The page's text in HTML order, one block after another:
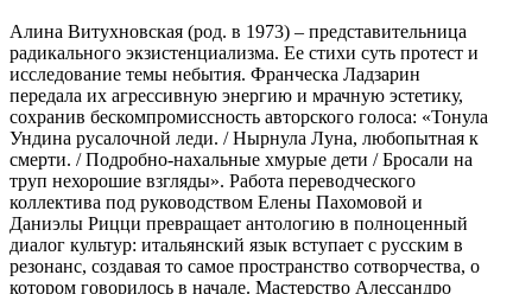
Алина Витухновская (род. в 1973) ‒ представительница
радикального экзистенциализма. Ее стихи суть протест и
исследование темы небытия. Франческа Ладзарин
передала их агрессивную энергию и мрачную эстетику,
сохранив бескомпромиссность авторского голоса: «Тонула
Ундина русалочной леди. / Нырнула Луна, любопытная к
смерти. / Подробно-нахальные хмурые дети / Бросали на
труп нехорошие взгляды». Работа переводческого
коллектива под руководством Елены Пахомовой и
Даниэлы Рицци превращает антологию в полноценный
диалог культур: итальянский язык вступает с русским в
резонанс, создавая то самое пространство сотворчества, о
котором говорилось в начале. Мастерство Алессандро